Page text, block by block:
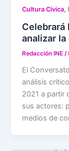
Cultura Cívica,
Celebrará
analizar
Redacción INE/
El
análisis
2021 a partir
sus actores:
medios de